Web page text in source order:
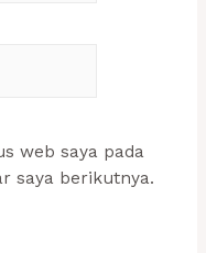
web saya pada
saya berikutnya.